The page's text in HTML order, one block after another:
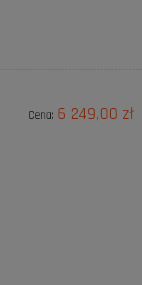
Cena: 6 249,00 zł